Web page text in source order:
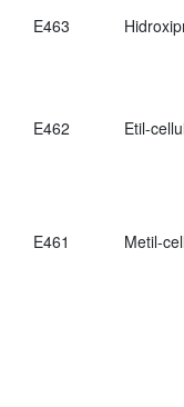
E463
E462 Etil-
E461 Metil-